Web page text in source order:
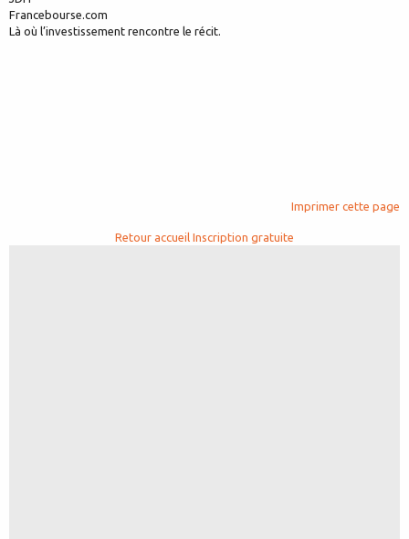
Francebourse.com
Là où l’investissement rencontre le récit.
Imprimer cette page
Retour accueil Inscription gratuite